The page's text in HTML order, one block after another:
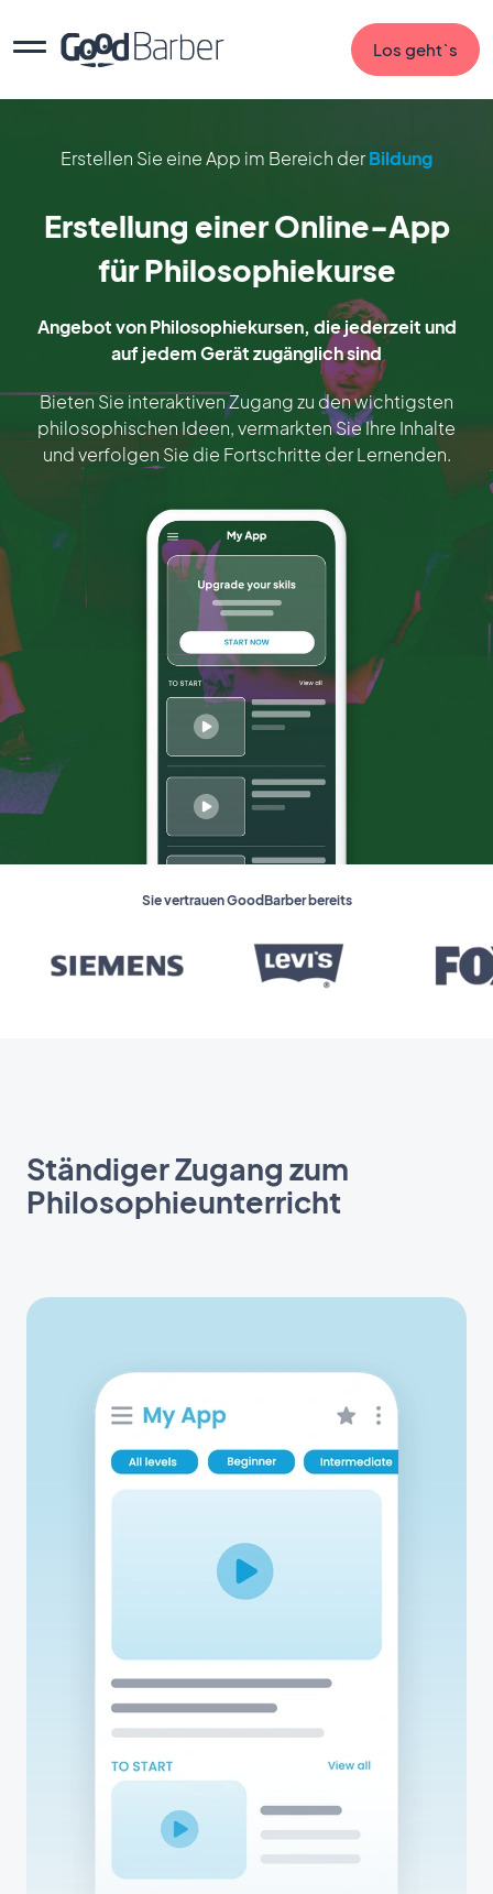
Los geht`s
Erstellen Sie eine App im Bereich derBildung
Erstellung einer Online-App
für Philosophiekurse
Angebot von Philosophiekursen, die jederzeit und
auf jedem Gerät zugänglich sind
Bieten Sie interaktiven Zugang zu den wichtigsten
philosophischen Ideen, vermarkten Sie Ihre Inhalte
und verfolgen Sie die Fortschritte der Lernenden.
Sie vertrauen GoodBarber bereits
Ständiger Zugang zum
Philosophieunterricht